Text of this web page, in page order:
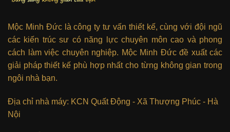
Mộc Minh Đức là công ty tư vấn thiết kế, cùng với đội ngũ
các kiến trúc sư có năng lực chuyên môn cao và phong
cách làm việc chuyên nghiệp. Mộc Minh Đức đề xuất các
giải pháp thiết kế phù hợp nhất cho từng không gian trong
ngôi nhà bạn.
Địa chỉ nhà máy: KCN Quất Động - Xã Thượng Phúc - Hà
Nội